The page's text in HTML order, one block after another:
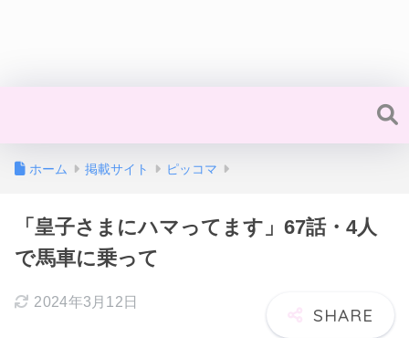
ホーム 掲載サイト ピッコマ
「皇子さまにハマってます」67話・4人
で馬車に乗って
2024年3月12日